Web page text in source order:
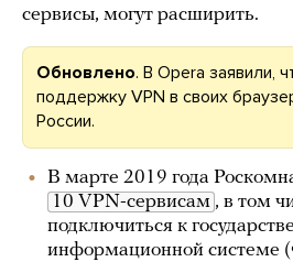
сервисы, могут расширить.
Обновлено. В Opera заявили,
поддержку VPN в своих
России.
В марте 2019 года
10 VPN-сервисам , в том
подключиться к
информационной